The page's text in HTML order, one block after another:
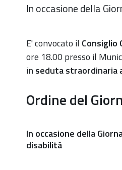
In occasione della
https://
internazionale-
diritti-
2022
e
Arte
E' convocato il Consiglio
ore 18.00 presso il
in seduta straordinaria
Ordine del
In occasione della
disabilità